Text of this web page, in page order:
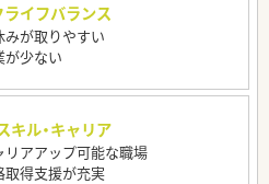
イフバランス
みが取りやすい
が少ない
キル・キャリア
リアアップ可能な職場
取得支援が充実